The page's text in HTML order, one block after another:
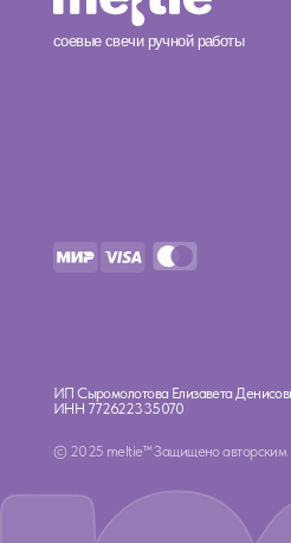
ИП Сыромолотова Елизавета Денисовна
ИНН 772622335070